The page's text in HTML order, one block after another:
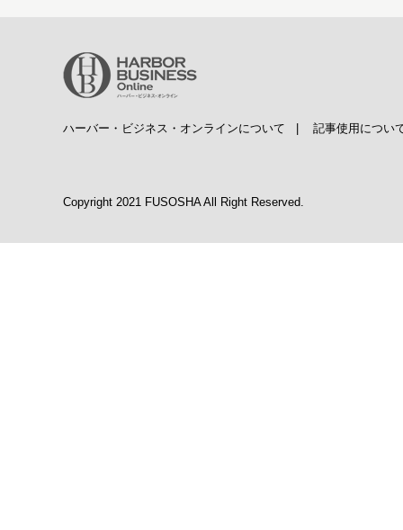
ハーバー・ビジネス・オンラインについて 記事使用につい
Copyright 2021 FUSOSHA All Right Reserved.